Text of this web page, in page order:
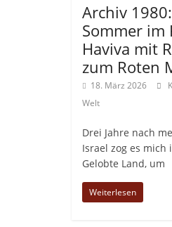
Archiv
Sommer im
Haviva mit
zum Roten
18. März 2026
Welt
Drei Jahre nach
Israel zog es mich
Gelobte Land, um
Weiterlesen